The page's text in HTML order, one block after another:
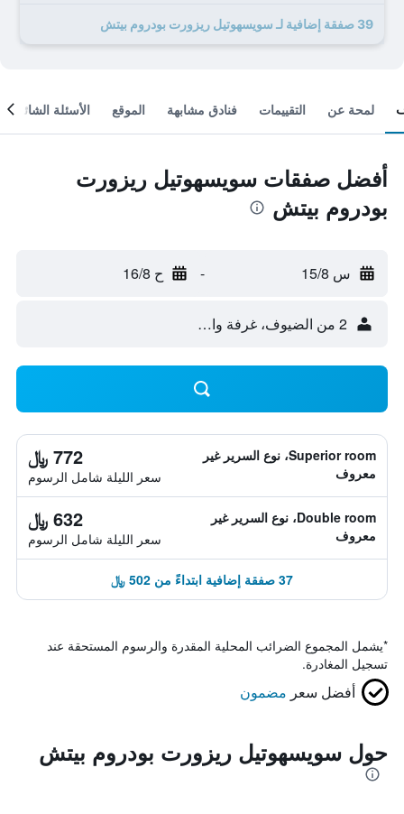
39 صفقة إضافية لـ سويسهوتيل ريزورت بودروم بيتش
لمحة عن التقييمات فنادق مشابهة الموقع الأسئلة الشائعة
أفضل صفقات سويسهوتيل ريزورت
بودروم بيتش
س 15/8 - ح 16/8
2 من الضيوف، غرفة واحدة
Superior room، نوع السرير غير
معروف
772 ﷼
سعر الليلة شامل الرسوم
Double room، نوع السرير غير
معروف
632 ﷼
سعر الليلة شامل الرسوم
37 صفقة إضافية ابتداءً من 502 ﷼
*يشمل المجموع الضرائب المحلية المقدرة والرسوم المستحقة عند
تسجيل المغادرة.
أفضل سعر مضمون
حول سويسهوتيل ريزورت بودروم بيتش